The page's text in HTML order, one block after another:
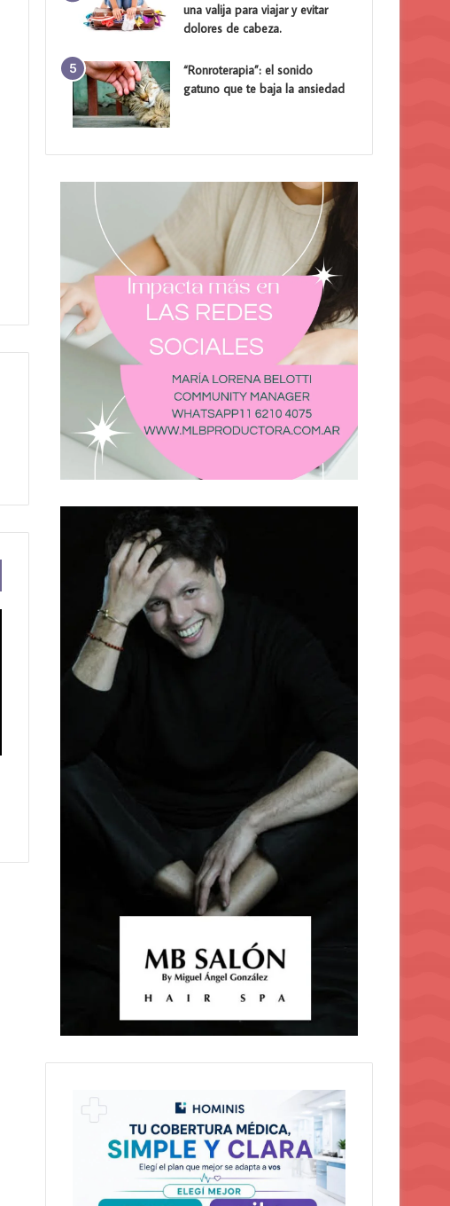
una valija para viajar y evitar
dolores de cabeza.
“Ronroterapia”: el sonido
gatuno que te baja la ansiedad